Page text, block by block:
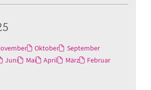
Oktober
September
Juni Mai April März
Februar